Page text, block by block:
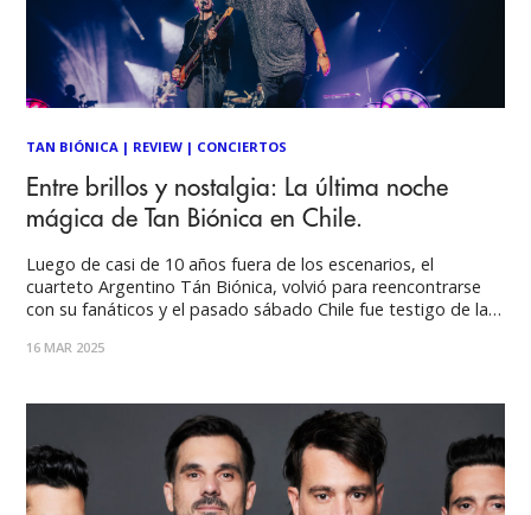
TAN BIÓNICA | REVIEW | CONCIERTOS
Entre brillos y nostalgia: La última noche
mágica de Tan Biónica en Chile.
Luego de casi de 10 años fuera de los escenarios, el
cuarteto Argentino Tán Biónica, volvió para reencontrarse
con su fanáticos y el pasado sábado Chile fue testigo de la
comenzó con un extravagante outfit de Chano cantando
16 MAR 2025